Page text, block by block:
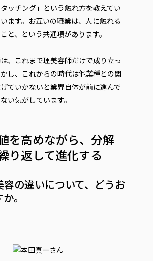
ッチング」という触れ方を教えてい
ます。お互いの職業は、人に触れる
と、という共通項があります。
、これまで理美容師だけで成り立っ
し、これからの時代は他業種との関
ていかないと業界自体が前に進んで
い気がしています。
を高めながら、分解
り返して進化する
容の違いについて、どうお
。